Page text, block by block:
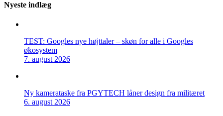
Nyeste indlæg
TEST: Googles nye højttaler – skøn for alle i Googles
økosystem
7. august 2026
Ny kamerataske fra PGYTECH låner design fra militæret
6. august 2026